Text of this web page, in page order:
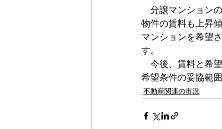
分譲マンション
物件の賃料も上昇
マンションを希望
す。
今後、賃料と希望
希望条件の妥協範
不動産関連の市況